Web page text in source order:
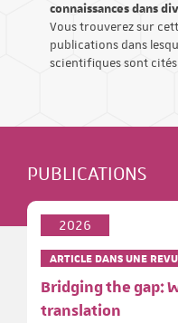
connaissances dans
Vous trouverez sur
publications dans
scientifiques sont
PUBLICATIONS
2026
ARTICLE DANS UNE
Bridging the gap:
translation